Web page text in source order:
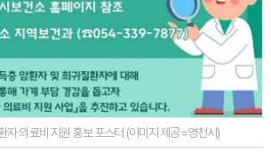
자 의료비 지원 홍보 포스터 (이미지 제공=영천시)